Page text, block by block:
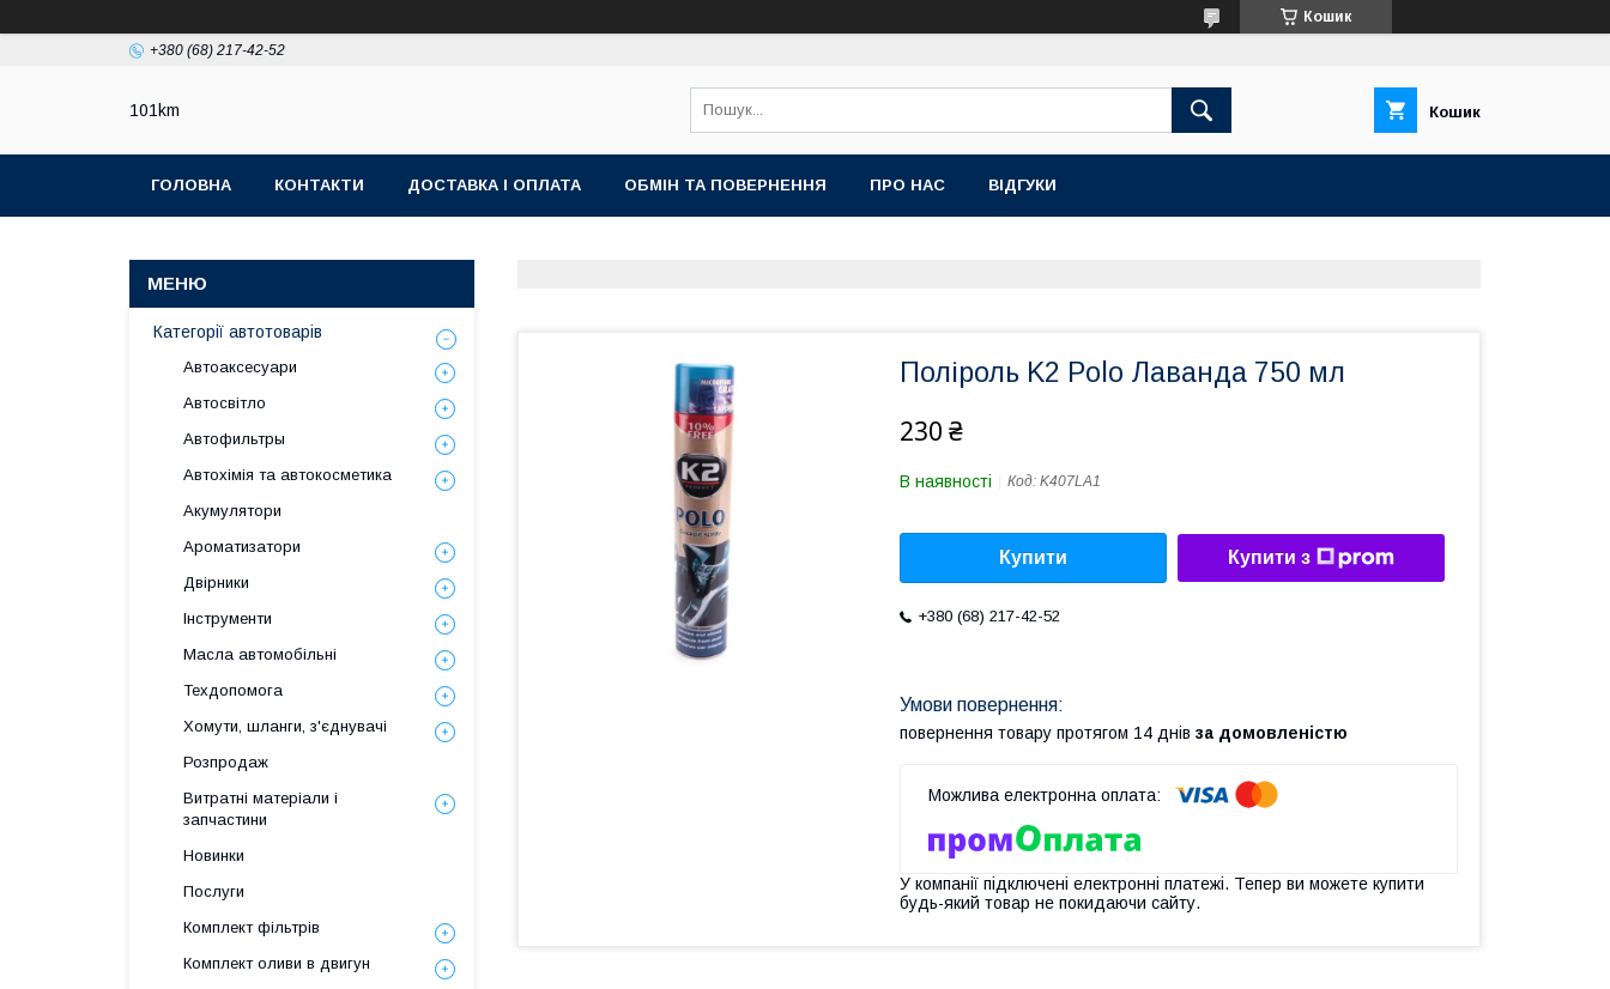
Кошик
+380 (68) 217-42-52
101km Кошик
ГОЛОВНА КОНТАКТИ ДОСТАВКА І ОПЛАТА ОБМІН ТА ПОВЕРНЕННЯ ПРО НАС ВІДГУКИ
Поліроль K2 Polo Лаванда 750 мл
230 ₴
В наявності Код: K407LA1
Купити Купити з
+380 (68) 217-42-52
повернення товару протягом 14 днів за домовленістю
У компанії підключені електронні платежі. Тепер ви можете купити
будь-який товар не покидаючи сайту.
Категорії автотоварів
Автоаксесуари
Автосвітло
Автофильтры
Автохімія та автокосметика
Акумулятори
Ароматизатори
Двірники
Інструменти
Масла автомобільні
Техдопомога
Хомути, шланги, з'єднувачі
Розпродаж
Витратні матеріали і
запчастини
Новинки
Послуги
Комплект фільтрів
Комплект оливи в двигун